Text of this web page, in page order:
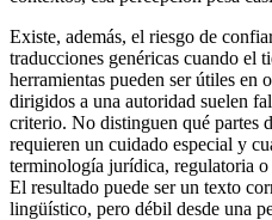
Existe, además, el riesgo de
traducciones genéricas cuando el
herramientas pueden ser útiles en
dirigidos a una autoridad suelen
criterio. No distinguen qué partes
requieren un cuidado especial y
terminología jurídica, regulatoria o
El resultado puede ser un texto
lingüístico, pero débil desde una